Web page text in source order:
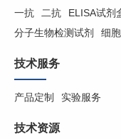
一抗 二抗 ELISA试剂
分子生物检测试剂
细
技术服务
产品定制 实验服务
技术资源